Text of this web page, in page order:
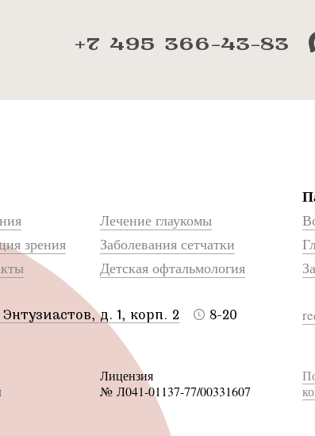
+7 495 366-43-83
зрения
Лечение глаукомы
Заболевания сетчатки
Детская офтальмология
д. 1, корп. 2 8-20
Лицензия
№ Л041-01137-77/00331607